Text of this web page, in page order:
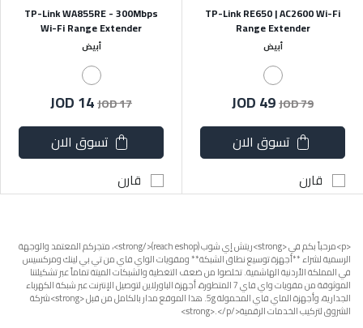
أبيض
TP-Link RE650 | AC2600 Wi-Fi
Range Extender
JOD 49JOD 79
تسوق الان
قارن
أبيض
TP-Link WA855RE - 300Mbps
Wi-Fi Range Extender
JOD 14JOD 17
تسوق الان
قارن
<p>مرحباً بكم في <strong>ريتش إي شوب (reach eshop)</strong>، متجركم المعتمد والوجهة
الرسمية لشراء **أجهزة توسيع نطاق الشبكة** ومقويات الواي فاي من تي بي لينك ومركسيس
في المملكة الأردنية الهاشمية. تخلصوا من ضعف التغطية والشبكات الميتة تماماً عبر تشكيلتنا
الموثوقة من مقويات واي فاي 7 المتطورة، أجهزة الباورلاين لتوصيل الإنترنت عبر شبكة الكهرباء
الجدارية، وأجهزة الماي فاي المحمولة 5g. هذا الموقع مدار بالكامل من قبل <strong>شركة
الشروق لتركيب الخدمات الرقمية</strong>.</p>